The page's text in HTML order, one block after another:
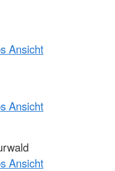
Ansicht
Ansicht
Ansicht